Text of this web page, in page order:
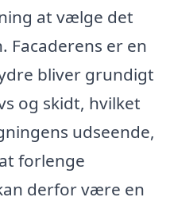
at vælge det
Facaderens er en
bliver grundigt
og skidt, hvilket
udseende,
forlenge
derfor være en